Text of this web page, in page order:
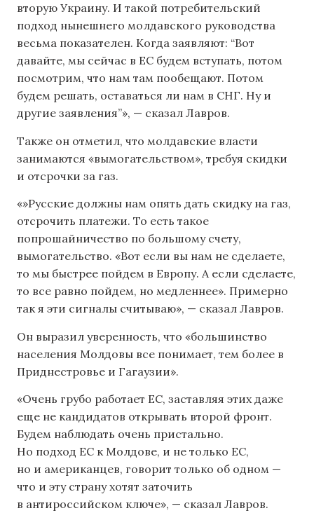
вторую Украину. И такой потребительский
подход нынешнего молдавского руководства
весьма показателен. Когда заявляют: “Вот
давайте, мы сейчас в ЕС будем вступать, потом
посмотрим, что нам там пообещают. Потом
будем решать, оставаться ли нам в СНГ. Ну и
другие заявления”», — сказал Лавров.
Также он отметил, что молдавские власти
занимаются «вымогательством», требуя скидки
и отсрочки за газ.
«»Русские должны нам опять дать скидку на газ,
отсрочить платежи. То есть такое
попрошайничество по большому счету,
вымогательство. «Вот если вы нам не сделаете,
то мы быстрее пойдем в Европу. А если сделаете,
то все равно пойдем, но медленнее». Примерно
так я эти сигналы считываю», — сказал Лавров.
Он выразил уверенность, что «большинство
населения Молдовы все понимает, тем более в
Приднестровье и Гагаузии».
«Очень грубо работает ЕС, заставляя этих даже
еще не кандидатов открывать второй фронт.
Будем наблюдать очень пристально.
Но подход ЕС к Молдове, и не только ЕС,
но и американцев, говорит только об одном —
что и эту страну хотят заточить
в антироссийском ключе», — сказал Лавров.